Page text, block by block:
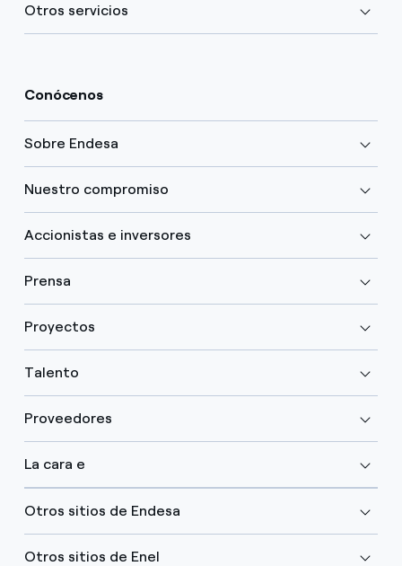
Otros servicios
Conócenos
Sobre Endesa
Nuestro compromiso
Accionistas e inversores
Prensa
Proyectos
Talento
Proveedores
La cara e
Otros sitios de Endesa
Otros sitios de Enel